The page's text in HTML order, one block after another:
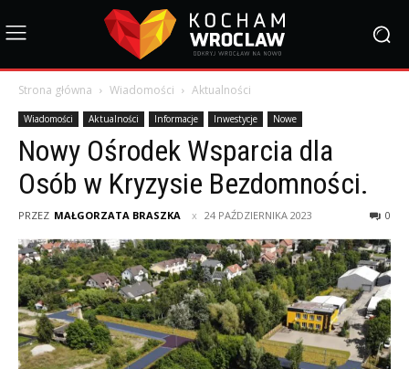
Strona główna Wiadomości Aktualności
Wiadomości Aktualności Informacje Inwestycje Nowe
Nowy Ośrodek Wsparcia dla
Osób w Kryzysie Bezdomności.
PRZEZ MAŁGORZATA BRASZKA 24 PAŹDZIERNIKA 2023 0